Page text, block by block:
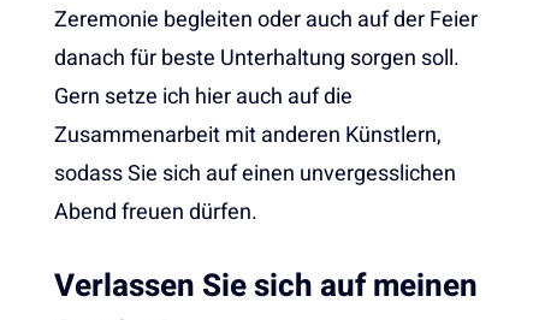
Zeremonie begleiten oder auch auf der Feier
danach für beste Unterhaltung sorgen soll.
Gern setze ich hier auch auf die
Zusammenarbeit mit anderen Künstlern,
sodass Sie sich auf einen unvergesslichen
Abend freuen dürfen.
Verlassen Sie sich auf meinen